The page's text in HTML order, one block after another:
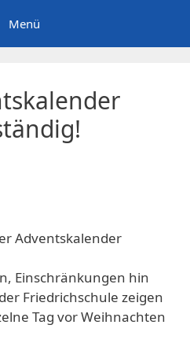
Menü
Adventskalender
Einschränkungen hin
Friedrichschule zeigen
Tag vor Weihnachten